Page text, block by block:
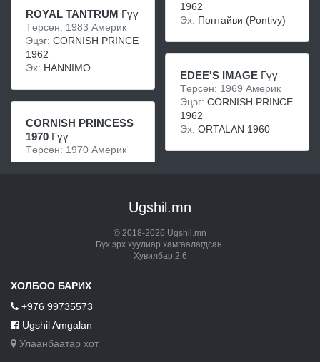
ROYAL TANTRUM Гүү
Төрсөн: 1983 Америк
Эцэг: CORNISH PRINCE
1962
Эх: HANNIMO
CORNISH PRINCESS
1970 Гүү
Төрсөн: 1970 Америк
1962
Эх: Понтайви (Pontivy)
EDEE'S IMAGE Гүү
Төрсөн: 1969 Америк
Эцэг: CORNISH PRINCE
1962
Эх: ORTALAN 1960
Ugshil.mn
© 2018-2026 Ugshil.mn
Бүх эрх хуулиар хамгаалагдсан.
Хувилбар 2.6
ХОЛБОО БАРИХ
+976 99735573
Ugshil Amgalan
Улаанбаатар хот